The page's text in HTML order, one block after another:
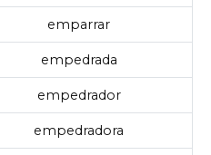
emparrar
empedrada
empedrador
empedradora